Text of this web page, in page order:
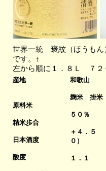
産地
原料米
精米歩合
日本酒度
酸度
和歌山
麹米 掛米
５０％
＋４．５
０）
１．１
世界一統 褒紋（ほうも
です。↑
左から順に１．８Ｌ ７２